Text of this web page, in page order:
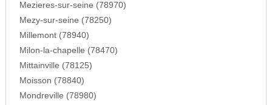
Mezieres-sur-seine (78970)
Mezy-sur-seine (78250)
Millemont (78940)
Milon-la-chapelle (78470)
Mittainville (78125)
Moisson (78840)
Mondreville (78980)